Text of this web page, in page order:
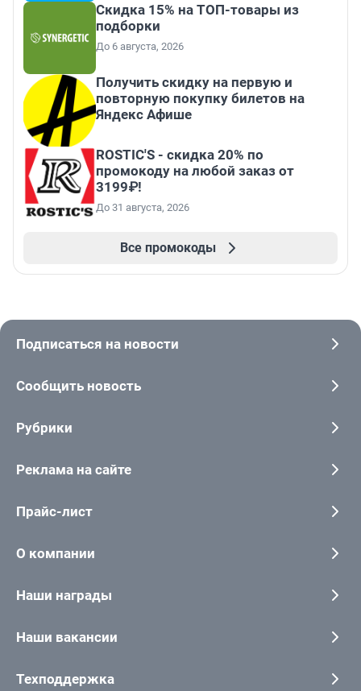
Скидка 15% на ТОП-товары из
подборки
До 6 августа, 2026
Получить скидку на первую и
повторную покупку билетов на
Яндекс Афише
ROSTIC'S - скидка 20% по
промокоду на любой заказ от
3199₽!
До 31 августа, 2026
Все промокоды
Подписаться на новости
Сообщить новость
Рубрики
Реклама на сайте
Прайс-лист
О компании
Наши награды
Наши вакансии
Техподдержка